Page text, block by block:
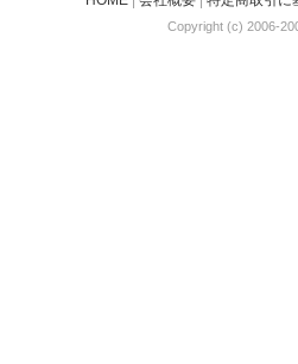
Copyright (c) 2006-